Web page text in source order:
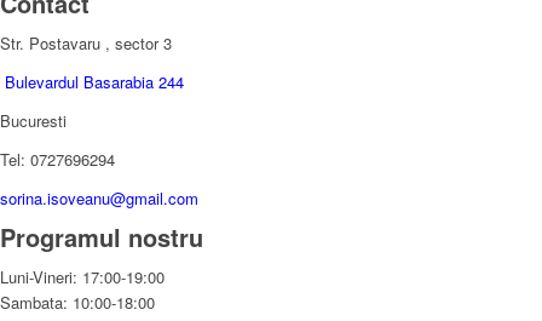
Str. Postavaru , sector 3
Bulevardul Basarabia 244
Bucuresti
Tel: 0727696294
sorina.isoveanu@gmail.com
Programul nostru
Luni-Vineri: 17:00-19:00
Sambata: 10:00-18:00